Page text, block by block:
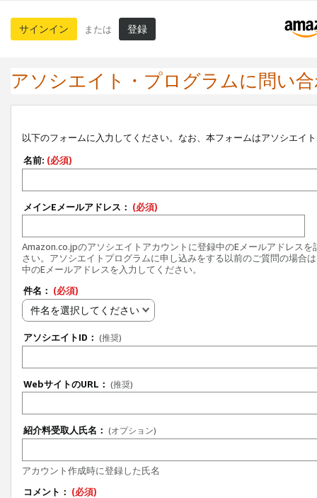
サインイン または 登録
アソシエイト・プログラムに問い
以下のフォームに入力してください。なお、本フォームはアソシエイ
名前: (必須)
メインEメールアドレス： (必須)
Amazon.co.jpのアソシエイトアカウントに登録中のEメールアドレスを
さい。アソシエイトプログラムに申し込みをする以前のご質問の場合
中のEメールアドレスを入力してください。
件名： (必須)
件名を選択してください
アソシエイトID： (推奨)
WebサイトのURL： (推奨)
紹介料受取人氏名： (オプション)
アカウント作成時に登録した氏名
コメント： (必須)